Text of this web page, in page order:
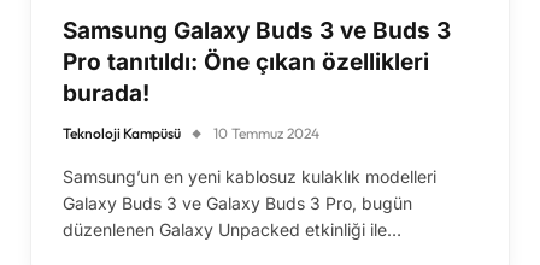
Samsung Galaxy Buds 3 ve Buds 3
Pro tanıtıldı: Öne çıkan özellikleri
burada!
Teknoloji Kampüsü 10 Temmuz 2024
Samsung’un en yeni kablosuz kulaklık modelleri
Galaxy Buds 3 ve Galaxy Buds 3 Pro, bugün
düzenlenen Galaxy Unpacked etkinliği ile…